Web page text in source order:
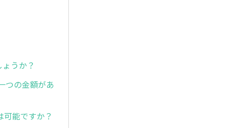
うか？
つの金額があ
能ですか？